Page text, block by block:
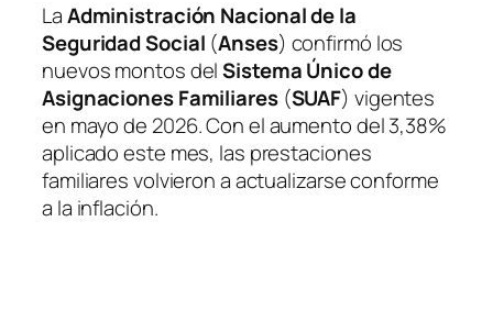
LaAdministración Nacional de la
Seguridad Social (Anses) confirmó los
nuevos montos delSistema Único de
Asignaciones Familiares(SUAF) vigentes
en mayo de 2026. Con el aumento del 3,38%
aplicado este mes, las prestaciones
familiares volvieron a actualizarse conforme
a la inflación.